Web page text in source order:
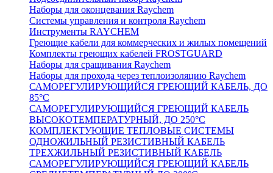
Наборы для оконцевания Raychem
Системы управления и контроля Raychem
Инструменты RAYCHEM
Греющие кабели для коммерческих и жилых помещений
Комплекты греющих кабелей FROSTGUARD
Наборы для сращивания Raychem
Наборы для прохода через теплоизоляцию Raychem
САМОРЕГУЛИРУЮЩИЙСЯ ГРЕЮЩИЙ КАБЕЛЬ, ДО
85°С
САМОРЕГУЛИРУЮЩИЙСЯ ГРЕЮЩИЙ КАБЕЛЬ
ВЫСОКОТЕМПЕРАТУРНЫЙ, ДО 250°С
КОМПЛЕКТУЮЩИЕ ТЕПЛОВЫЕ СИСТЕМЫ
ОДНОЖИЛЬНЫЙ РЕЗИСТИВНЫЙ КАБЕЛЬ
ТРЕХЖИЛЬНЫЙ РЕЗИСТИВНЫЙ КАБЕЛЬ
САМОРЕГУЛИРУЮЩИЙСЯ ГРЕЮЩИЙ КАБЕЛЬ